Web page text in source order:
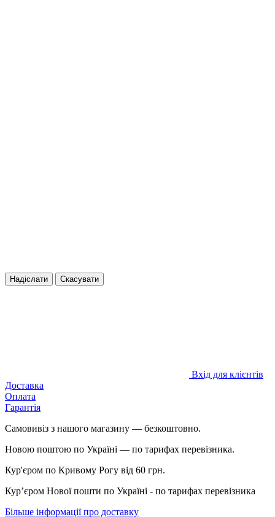
Надіслати Скасувати
Вхід для клієнтів
Доставка
Оплата
Гарантія
Самовивіз з нашого магазину — безкоштовно.
Новою поштою по Україні — по тарифах перевізника.
Кур'єром по Кривому Рогу від 60 грн.
Курʼєром Нової пошти по Україні - по тарифах перевізника
Більше інформації про доставку